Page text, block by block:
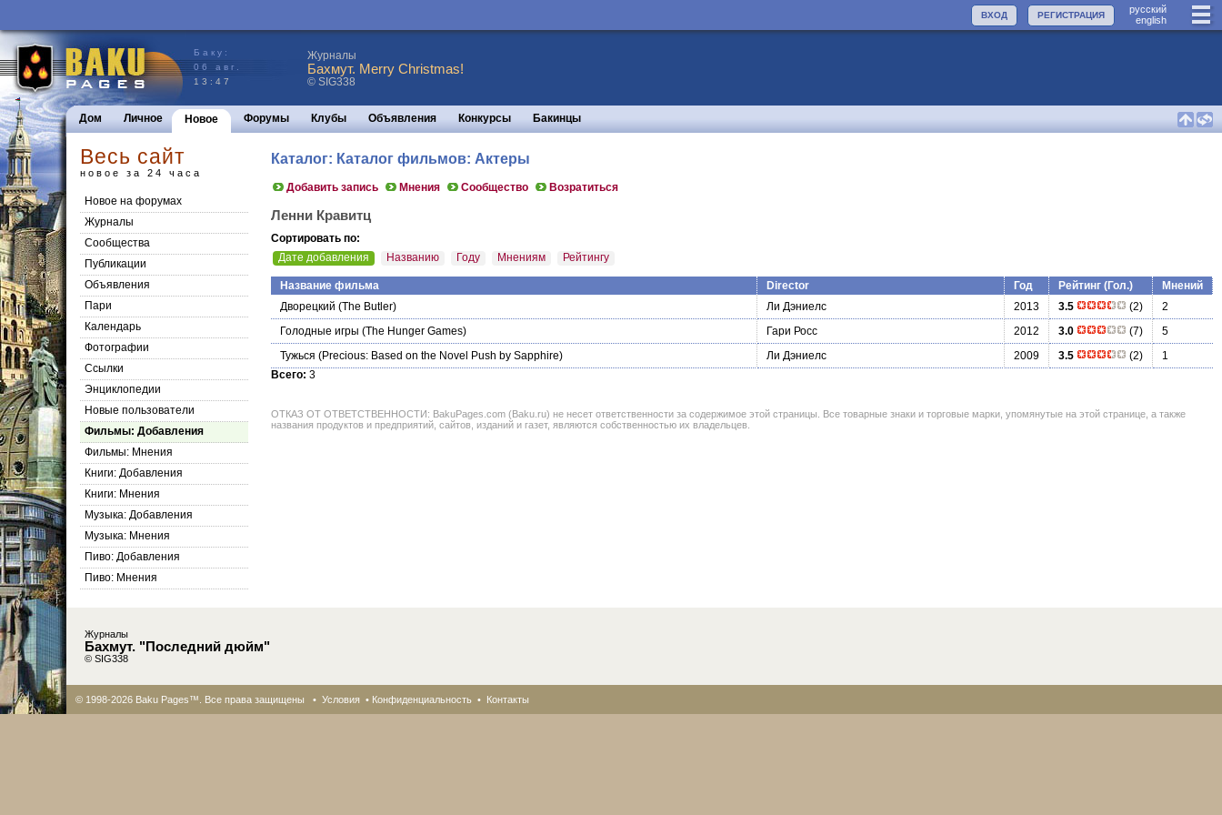
руccкий
english
РЕГИСТРАЦИЯ
ВХОД
Баку:
06 авг.
13:47
Журналы
Бахмут. Merry Christmas!
© SIG338
Дом Личное Новое Форумы Клубы Объявления Конкурсы Бакинцы
Весь сайт
новое за 24 часа
Новое на форумах
Журналы
Сообщества
Публикации
Объявления
Пари
Календарь
Фотографии
Ссылки
Энциклопедии
Новые пользователи
Фильмы: Добавления
Фильмы: Мнения
Книги: Добавления
Книги: Мнения
Музыка: Добавления
Музыка: Мнения
Пиво: Добавления
Пиво: Мнения
Каталог: Каталог фильмов: Актеры
Добавить запись Мнения Сообщество Возратиться
Ленни Кравитц
Сортировать по:
Дате добавления
Названию Году Мнениям Рейтингу
Название фильма Director Год Рейтинг (Гол.)
Мнений
Дворецкий (The Butler) Ли Дэниелс 2013 3.5 (2)
2
Голодные игры (The Hunger Games) Гари Росс 2012 3.0 (7)
5
Тужься (Precious: Based on the Novel Push by Sapphire) Ли Дэниелс 2009 3.5 (2)
1
Всего: 3
ОТКАЗ ОТ ОТВЕТСТВЕННОСТИ: BakuPages.com (Baku.ru) не несет ответственности за содержимое этой страницы. Все товарные знаки и торговые марки, упомянутые на этой странице, а также
названия продуктов и предприятий, сайтов, изданий и газет, являются собственностью их владельцев.
Журналы
Бахмут. "Последний дюйм"
© SIG338
© 1998-2026 Baku Pages™. Все права защищены • Условия • Конфиденциальность • Контакты